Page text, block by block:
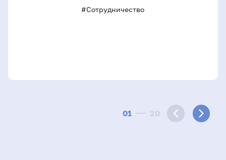
01 20
#Сотрудничество